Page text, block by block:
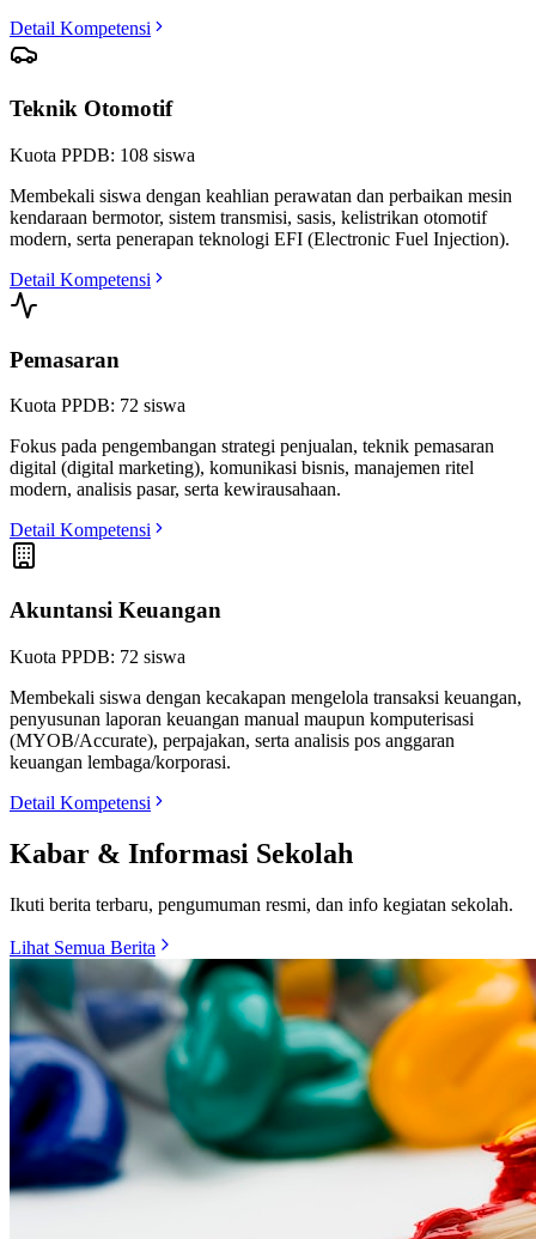
Detail Kompetensi
Teknik Otomotif
Kuota PPDB: 108 siswa
Membekali siswa dengan keahlian perawatan dan perbaikan mesin
kendaraan bermotor, sistem transmisi, sasis, kelistrikan otomotif
modern, serta penerapan teknologi EFI (Electronic Fuel Injection).
Detail Kompetensi
Pemasaran
Kuota PPDB: 72 siswa
Fokus pada pengembangan strategi penjualan, teknik pemasaran
digital (digital marketing), komunikasi bisnis, manajemen ritel
modern, analisis pasar, serta kewirausahaan.
Detail Kompetensi
Akuntansi Keuangan
Kuota PPDB: 72 siswa
Membekali siswa dengan kecakapan mengelola transaksi keuangan,
penyusunan laporan keuangan manual maupun komputerisasi
(MYOB/Accurate), perpajakan, serta analisis pos anggaran
keuangan lembaga/korporasi.
Detail Kompetensi
Kabar & Informasi Sekolah
Ikuti berita terbaru, pengumuman resmi, dan info kegiatan sekolah.
Lihat Semua Berita